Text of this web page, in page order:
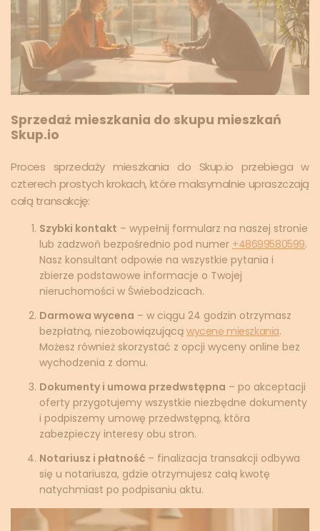
Sprzedaż mieszkania do skupu mieszkań
Skup.io
Proces sprzedaży mieszkania do Skup.io przebiega w
czterech prostych krokach, które maksymalnie upraszczają
całą transakcję:
Szybki kontakt – wypełnij formularz na naszej stronie
lub zadzwoń bezpośrednio pod numer +48699580599.
Nasz konsultant odpowie na wszystkie pytania i
zbierze podstawowe informacje o Twojej
nieruchomości w Świebodzicach.
Darmowa wycena – w ciągu 24 godzin otrzymasz
bezpłatną, niezobowiązującą wycenę mieszkania.
Możesz również skorzystać z opcji wyceny online bez
wychodzenia z domu.
Dokumenty i umowa przedwstępna – po akceptacji
oferty przygotujemy wszystkie niezbędne dokumenty
i podpiszemy umowę przedwstępną, która
zabezpieczy interesy obu stron.
Notariusz i płatność – finalizacja transakcji odbywa
się u notariusza, gdzie otrzymujesz całą kwotę
natychmiast po podpisaniu aktu.